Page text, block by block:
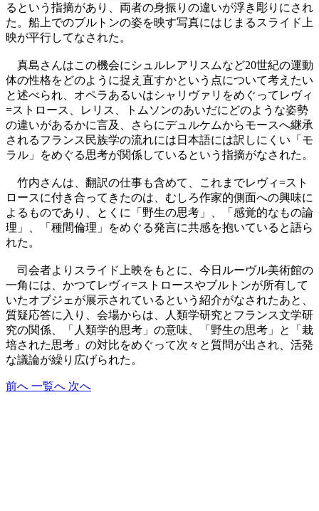
るという指摘があり、両者の身振りの違いが浮き彫りにされ
た。船上でのブルトンの姿を映す写真にはじまるスライド上
映が平行してなされた。
真島さんはこの機会にシュルレアリスムなど20世紀の運動
体の性格をどのように捉え直すかという点について考えたい
と述べられ、オペラあるいはシャリヴァリをめぐってレヴィ
=ストロース、レリス、トムソンのあいだにどのような姿勢
の違いがあるかに言及、さらにデュルケムからモースへ継承
されるフランス民族学の流れには日本語には訳しにくい「モ
ラル」をめぐる思考が関係しているという指摘がなされた。
竹内さんは、翻訳の仕事も含めて、これまでレヴィ=スト
ロースに付き合ってきたのは、むしろ作家的側面への興味に
よるものであり、とくに「野生の思考」、「感覚的なもの論
理」、「種間倫理」をめぐる発言に共感を抱いていると語ら
れた。
司会者よりスライド上映をもとに、今日ルーヴル美術館の
一角には、かつてレヴィ=ストロースやブルトンが所有して
いたオブジェが展示されているという紹介がなされたあと、
質疑応答に入り、会場からは、人類学研究とフランス文学研
究の関係、「人類学的思考」の意味、「野生の思考」と「栽
培された思考」の対比をめぐって次々と質問が出され、活発
な議論が繰り広げられた。
前へ 一覧へ 次へ